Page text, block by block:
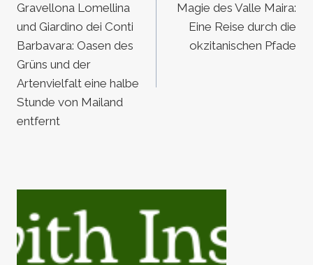
Gravellona Lomellina
und Giardino dei Conti
Barbavara: Oasen des
Grüns und der
Artenvielfalt eine halbe
Stunde von Mailand
entfernt
Magie des Valle Maira:
Eine Reise durch die
okzitanischen Pfade